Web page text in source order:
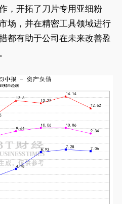
，开拓了刀片专用亚细粉
场，并在精密工具领域进行
都有助于公司在未来改善盈